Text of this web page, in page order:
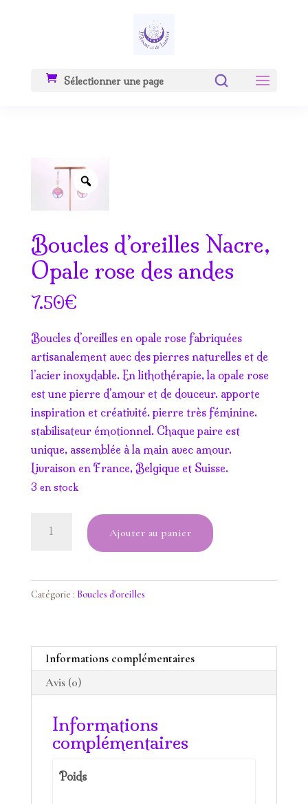
Sélectionner une page
Boucles d’oreilles Nacre,
Opale rose des andes
7.50€
Boucles d’oreilles en opale rose fabriquées
artisanalement avec des pierres naturelles et de
l’acier inoxydable. En lithothérapie, la opale rose
est une pierre d’amour et de douceur. apporte
inspiration et créativité. pierre très féminine.
stabilisateur émotionnel. Chaque paire est
unique, assemblée à la main avec amour.
Livraison en France, Belgique et Suisse.
3 en stock
Nacre,
des
andes
Ajouter au panier
Catégorie : Boucles d'oreilles
Informations complémentaires
Avis (0)
Informations
complémentaires
Poids